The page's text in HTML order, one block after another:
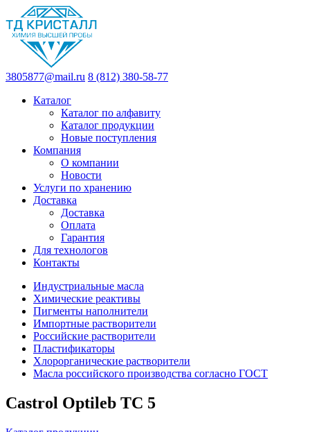
3805877@mail.ru 8 (812) 380-58-77
Каталог
Каталог по алфавиту
Каталог продукции
Новые поступления
Компания
О компании
Новости
Услуги по хранению
Доставка
Доставка
Оплата
Гарантия
Для технологов
Контакты
Индустриальные масла
Химические реактивы
Пигменты наполнители
Импортные растворители
Российские растворители
Пластификаторы
Хлорорганические растворители
Масла российского производства согласно ГОСТ
Castrol Optileb TC 5